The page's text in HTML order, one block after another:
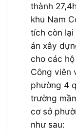
thành
khu Nam
tích còn
án xây
cho các
Công viên
phường 4
trường
cơ sở
như sau: